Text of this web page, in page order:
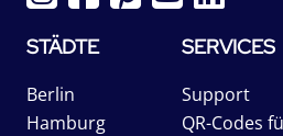
STÄDTE
Berlin
Hamburg
SERVICES
Support
QR-Codes